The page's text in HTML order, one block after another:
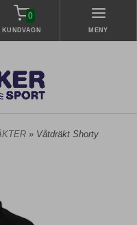
0
KUNDVAGN MENY
» Våtdräkt Shorty